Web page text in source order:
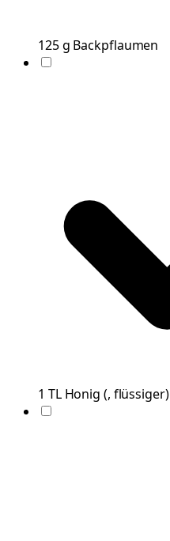
125g Backpflaumen
1 TL Honig (, flüssiger)